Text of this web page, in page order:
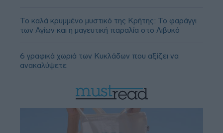
Το καλά κρυμμένο μυστικό της Κρήτης: Το φαράγγι
των Αγίων και η μαγευτική παραλία στο Λιβυκό
6 γραφικά χωριά των Κυκλάδων που αξίζει να
ανακαλύψετε